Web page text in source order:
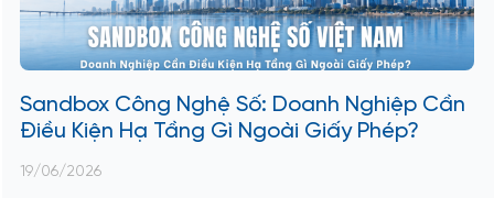
Sandbox Công Nghệ Số: Doanh Nghiệp Cần
Điều Kiện Hạ Tầng Gì Ngoài Giấy Phép?
19/06/2026